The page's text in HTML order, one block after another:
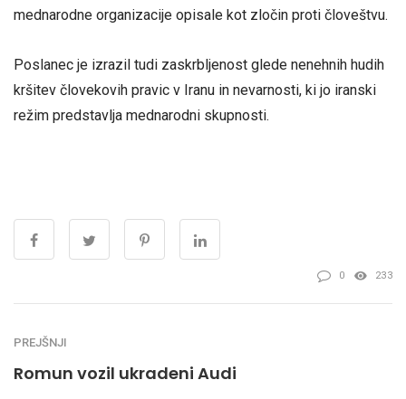
mednarodne organizacije opisale kot zločin proti človeštvu.
Poslanec je izrazil tudi zaskrbljenost glede nenehnih hudih
kršitev človekovih pravic v Iranu in nevarnosti, ki jo iranski
režim predstavlja mednarodni skupnosti.
0 233
PREJŠNJI
Romun vozil ukradeni Audi